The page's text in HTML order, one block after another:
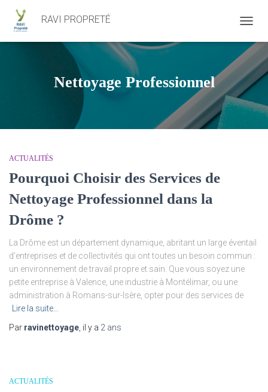
RAVI PROPRETÉ
LA
Nettoyage Professionnel
ACTUALITÉS
Pourquoi Choisir des Services de
Nettoyage Professionnel dans la
Drôme ?
La Drôme est un département dynamique, abritant un large éventail
d’entreprises et de collectivités qui ont toutes un besoin commun :
un environnement de travail propre et sain. Que vous soyez une
petite entreprise à Valence, une industrie à Montélimar, ou une
administration à Romans-sur-Isère, opter pour des services de
Lire la suite…
Par ravinettoyage , il y a 2 ans
ACTUALITÉS